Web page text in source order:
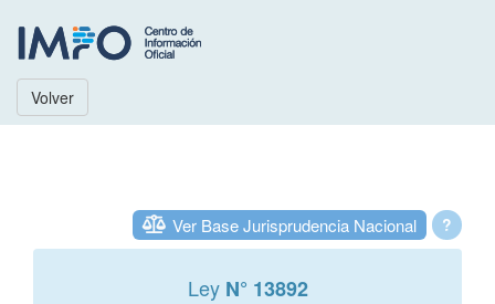
Volver
?
Ver Base Jurisprudencia Nacional
Ley N° 13892